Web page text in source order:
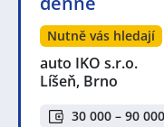
Nutně vás hledají
auto IKO s.r.o.
Líšeň, Brno
30 000 – 90